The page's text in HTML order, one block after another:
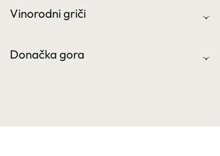
Vinorodni griči
Donačka gora